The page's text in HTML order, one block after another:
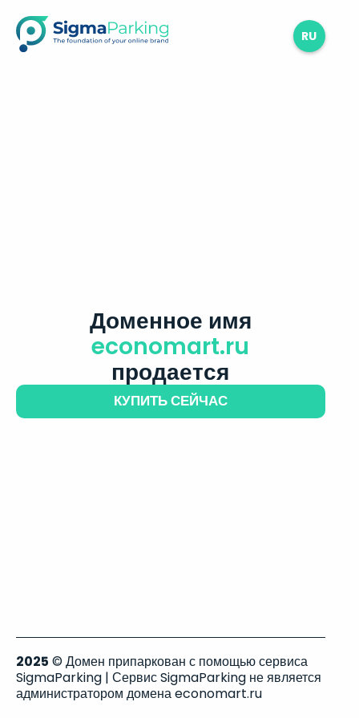
RU
Доменное имя
economart.ru
продается
КУПИТЬ СЕЙЧАС
2025 © Домен припаркован с помощью сервиса
SigmaParking | Сервис SigmaParking не является
администратором домена economart.ru